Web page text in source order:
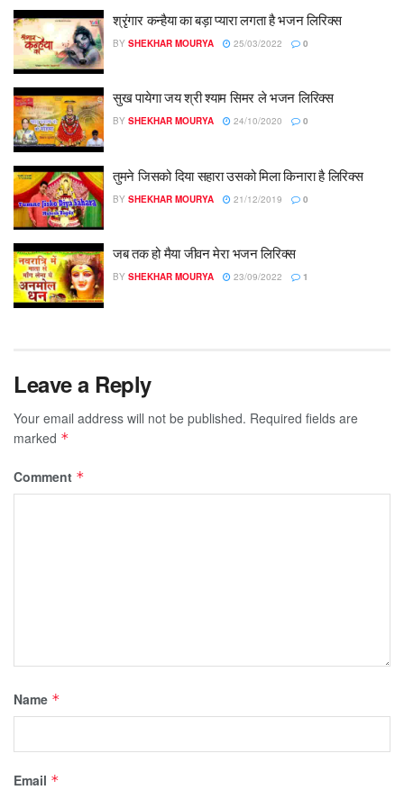
श्रृंगार कन्हैया का बड़ा प्यारा लगता है भजन लिरिक्स
BY SHEKHAR MOURYA 25/03/2022 0
सुख पायेगा जय श्री श्याम सिमर ले भजन लिरिक्स
BY SHEKHAR MOURYA 24/10/2020 0
तुमने जिसको दिया सहारा उसको मिला किनारा है लिरिक्स
BY SHEKHAR MOURYA 21/12/2019 0
जब तक हो मैया जीवन मेरा भजन लिरिक्स
BY SHEKHAR MOURYA 23/09/2022 1
Leave a Reply
Your email address will not be published. Required fields are
marked *
Comment *
Name *
Email *